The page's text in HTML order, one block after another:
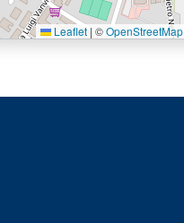
Leaflet | ©OpenStreetMap